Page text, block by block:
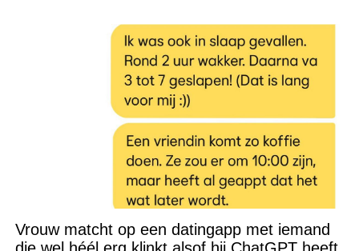
Vrouw matcht op een datingapp met iemand